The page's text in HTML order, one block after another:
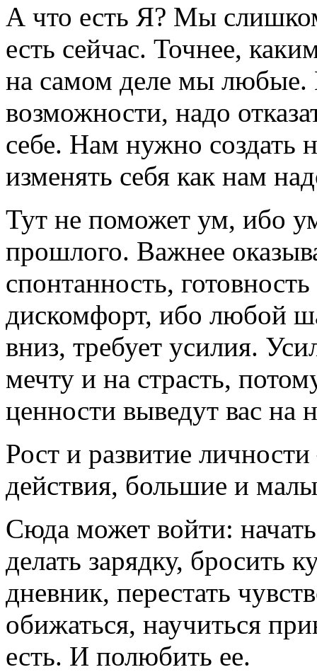
А что есть Я? Мы
есть сейчас. Точнее,
на самом деле мы
возможности, надо
себе. Нам нужно создать
изменять себя как нам
Тут не поможет ум, ибо
прошлого. Важнее
спонтанность,
дискомфорт, ибо любой
вниз, требует усилия.
мечту и на страсть,
ценности выведут вас на
Рост и развитие
действия, большие и
Сюда может войти:
делать зарядку, бросить
дневник, перестать
обижаться, научиться
есть. И полюбить ее.